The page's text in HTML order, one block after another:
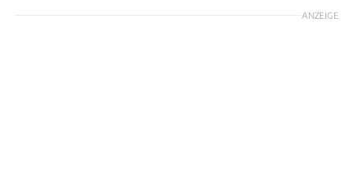
ANZEIGE